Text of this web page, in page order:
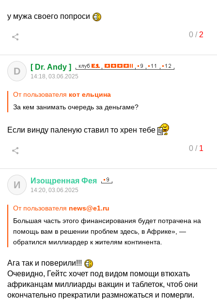
у мужа своего попроси
0/ 2
D [ Dr. Andy ]
14:18, 03.06.2025
От пользователя кот ельцина
За кем занимать очередь за деньгаме?
Если винду паленую ставил то хрен тебе
0/ 1
И Изощренная Фея
14:20, 03.06.2025
От пользователя news@e1.ru
Большая часть этого финансирования будет потрачена на
помощь вам в решении проблем здесь, в Африке», —
обратился миллиардер к жителям континента.
Ага так и поверили!!!
Очевидно, Гейтс хочет под видом помощи втюхать
африканцам миллиарды вакцин и таблеток, чтоб они
окончательно прекратили размножаться и померли.